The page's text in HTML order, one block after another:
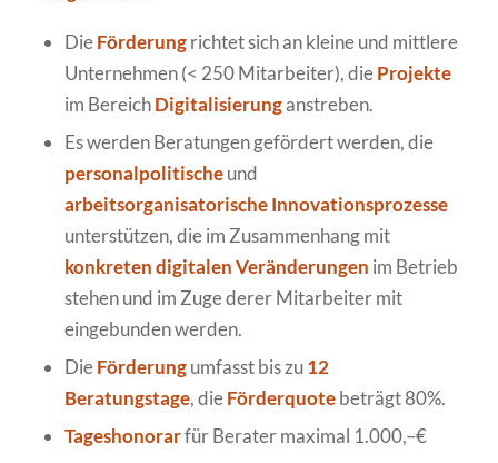
DieFörderungrichtet sich an kleine und mittlere
Unternehmen (< 250 Mitarbeiter), dieProjekte
im BereichDigitalisierunganstreben.
Es werden Beratungen gefördert werden, die
personalpolitischeund
arbeitsorganisatorische Innovationsprozesse
unterstützen, die im Zusammenhang mit
konkreten digitalen Veränderungen im Betrieb
stehen und im Zuge derer Mitarbeiter mit
eingebunden werden.
DieFörderungumfasst bis zu12
Beratungstage, dieFörderquotebeträgt 80%.
Tageshonorarfür Berater maximal 1.000,–€